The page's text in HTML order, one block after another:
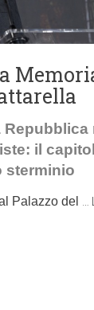
Repubblica
il
sterminio
Palazzo del